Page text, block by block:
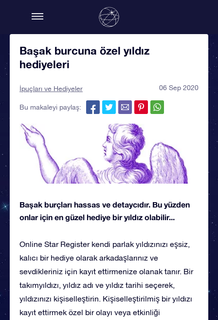
Başak burcuna özel yıldız
hediyeleri
İpuçları ve Hediyeler 06 Sep 2020
Bu makaleyi paylaş:
Başak burçları hassas ve detaycıdır. Bu yüzden
onlar için en güzel hediye bir yıldız olabilir...
Online Star Register kendi parlak yıldızınızı eşsiz,
kalıcı bir hediye olarak arkadaşlarınız ve
sevdikleriniz için kayıt ettirmenize olanak tanır. Bir
takımyıldızı, yıldız adı ve yıldız tarihi seçerek,
yıldızınızı kişiselleştirin. Kişiselleştirilmiş bir yıldızı
kayıt ettirmek özel bir olayı veya etkinliği